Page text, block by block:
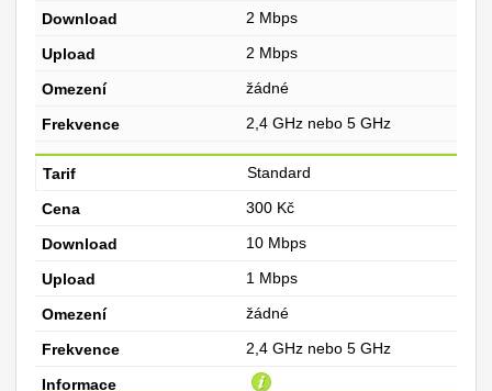
2 Mbps
2 Mbps
žádné
2,4 GHz nebo 5 GHz
Standard
300 Kč
10 Mbps
1 Mbps
žádné
2,4 GHz nebo 5 GHz